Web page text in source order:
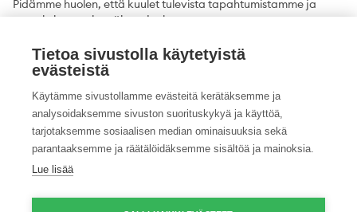
Pidämme huolen, että kuulet tulevista tapahtumistamme ja
uutuuksista ensimmäisten joukossa.
Tilaa
Twitter FacebookYouTubeInstagramLinkedIn
Tietoa sivustolla käytetyistä
evästeistä
Käytämme sivustollamme evästeitä kerätäksemme ja
analysoidaksemme sivuston suorituskykyä ja käyttöä,
tarjotaksemme sosiaalisen median ominaisuuksia sekä
parantaaksemme ja räätälöidäksemme sisältöä ja mainoksia.
Lue lisää